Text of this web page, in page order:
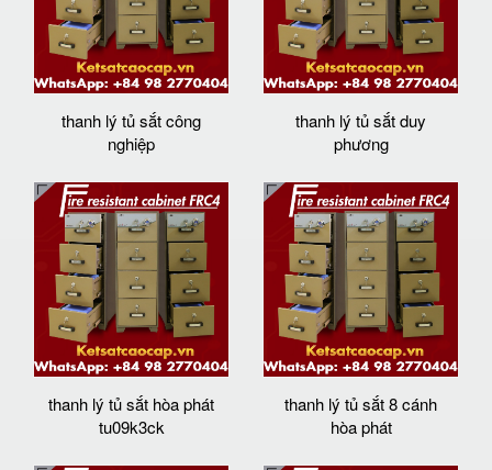
thanh lý tủ sắt công
nghiệp
thanh lý tủ sắt duy
phương
thanh lý tủ sắt hòa phát
tu09k3ck
thanh lý tủ sắt 8 cánh
hòa phát